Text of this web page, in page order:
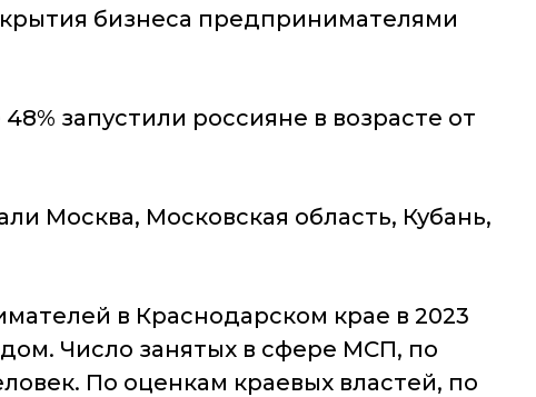
бизнеса предпринимателями
запустили россияне в возрасте от
Москва, Московская область, Кубань,
в Краснодарском крае в 2023
Число занятых в сфере МСП, по
По оценкам краевых властей, по